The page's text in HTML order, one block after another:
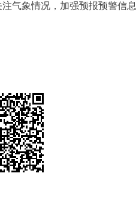
象情况，加强预报预警信